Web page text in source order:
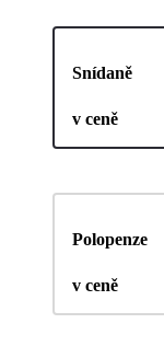
Snídaně
v ceně
Polopenze
v ceně